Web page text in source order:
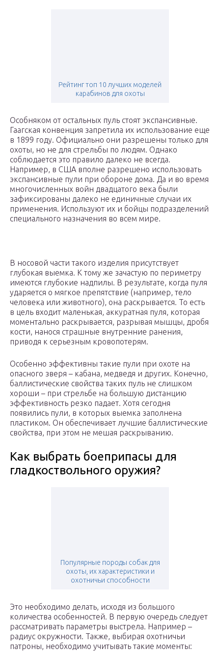
Рейтинг топ 10 лучших моделей
карабинов для охоты
Особняком от остальных пуль стоят экспансивные.
Гаагская конвенция запретила их использование еще
в 1899 году. Официально они разрешены только для
охоты, но не для стрельбы по людям. Однако
соблюдается это правило далеко не всегда.
Например, в США вполне разрешено использовать
экспансивные пули при обороне дома. Да и во время
многочисленных войн двадцатого века были
зафиксированы далеко не единичные случаи их
применения. Используют их и бойцы подразделений
специального назначения во всем мире.
В носовой части такого изделия присутствует
глубокая выемка. К тому же зачастую по периметру
имеются глубокие надпилы. В результате, когда пуля
ударяется о мягкое препятствие (например, тело
человека или животного), она раскрывается. То есть
в цель входит маленькая, аккуратная пуля, которая
моментально раскрывается, разрывая мышцы, дробя
кости, нанося страшные внутренние ранения,
приводя к серьезным кровопотерям.
Особенно эффективны такие пули при охоте на
опасного зверя – кабана, медведя и других. Конечно,
баллистические свойства таких пуль не слишком
хороши – при стрельбе на большую дистанцию
эффективность резко падает. Хотя сегодня
появились пули, в которых выемка заполнена
пластиком. Он обеспечивает лучшие баллистические
свойства, при этом не мешая раскрыванию.
Как выбрать боеприпасы для
гладкоствольного оружия?
Популярные породы собак для
охоты, их характеристики и
охотничьи способности
Это необходимо делать, исходя из большого
количества особенностей. В первую очередь следует
рассматривать параметры выстрела. Например –
радиус окружности. Также, выбирая охотничьи
патроны, необходимо учитывать такие моменты: